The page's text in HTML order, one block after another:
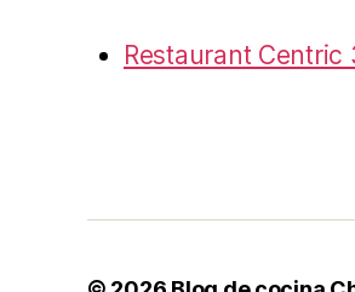
Restaurant Centric